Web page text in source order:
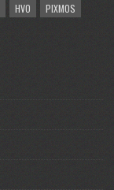
HVO
PIXMOS